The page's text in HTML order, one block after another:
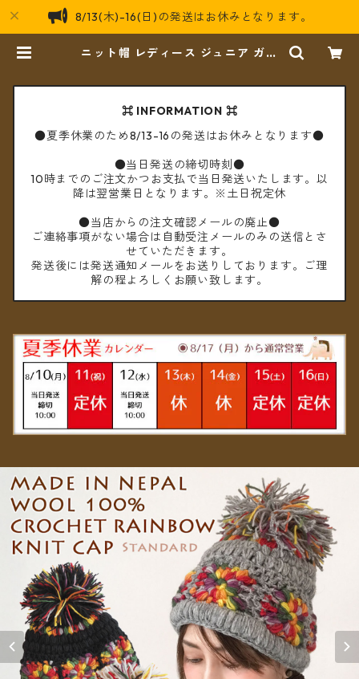
8/13(木)-16(日)の発送はお休みとなります。
ニット帽 レディース ジュニア ガー
ス裏地付き 帽子 【メール便送料無
料】 | cèto（チェト）
⌘ INFORMATION ⌘
●夏季休業のため8/13-16の発送はお休みとなります●
●当日発送の締切時刻●
10時までのご注文かつお支払で当日発送いたします。以
降は翌営業日となります。※土日祝定休
●当店からの注文確認メールの廃止●
ご連絡事項がない場合は自動受注メールのみの送信とさ
せていただきます。
発送後には発送通知メールをお送りしております。ご理
解の程よろしくお願い致します。